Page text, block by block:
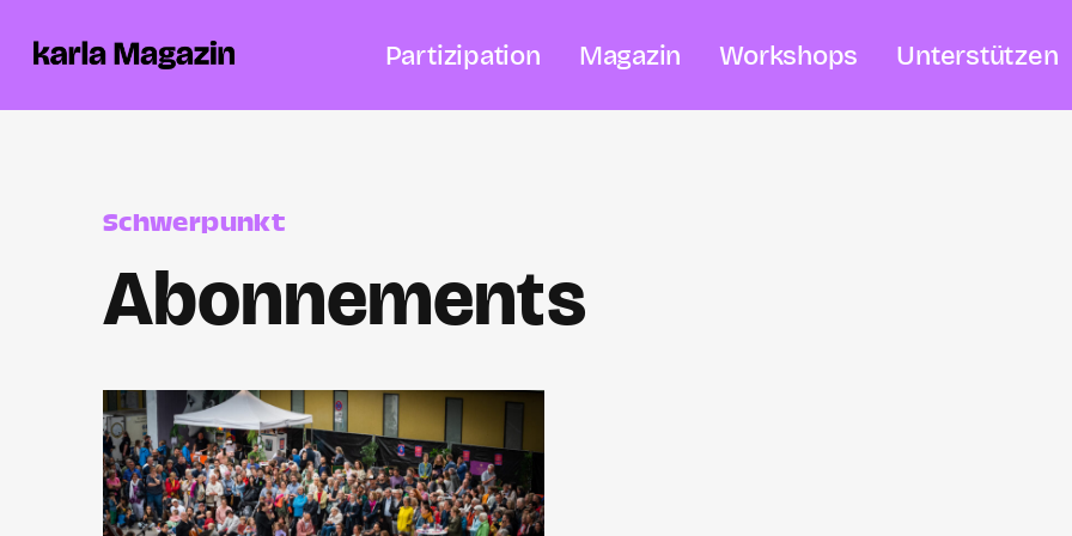
Partizipation Magazin Workshops Unterstützen
Schwerpunkt
Abonnements